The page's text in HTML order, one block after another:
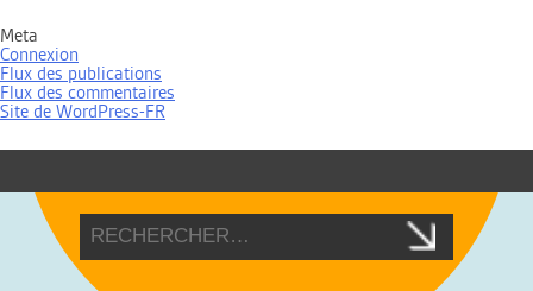
Meta
Connexion
Flux des publications
Flux des commentaires
Site de WordPress-FR